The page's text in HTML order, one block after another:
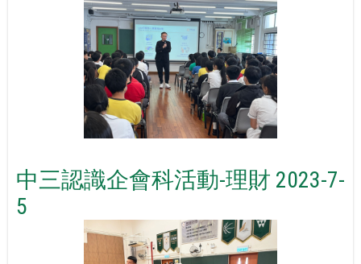
中三認識企會科活動-理財 2023-7-
5